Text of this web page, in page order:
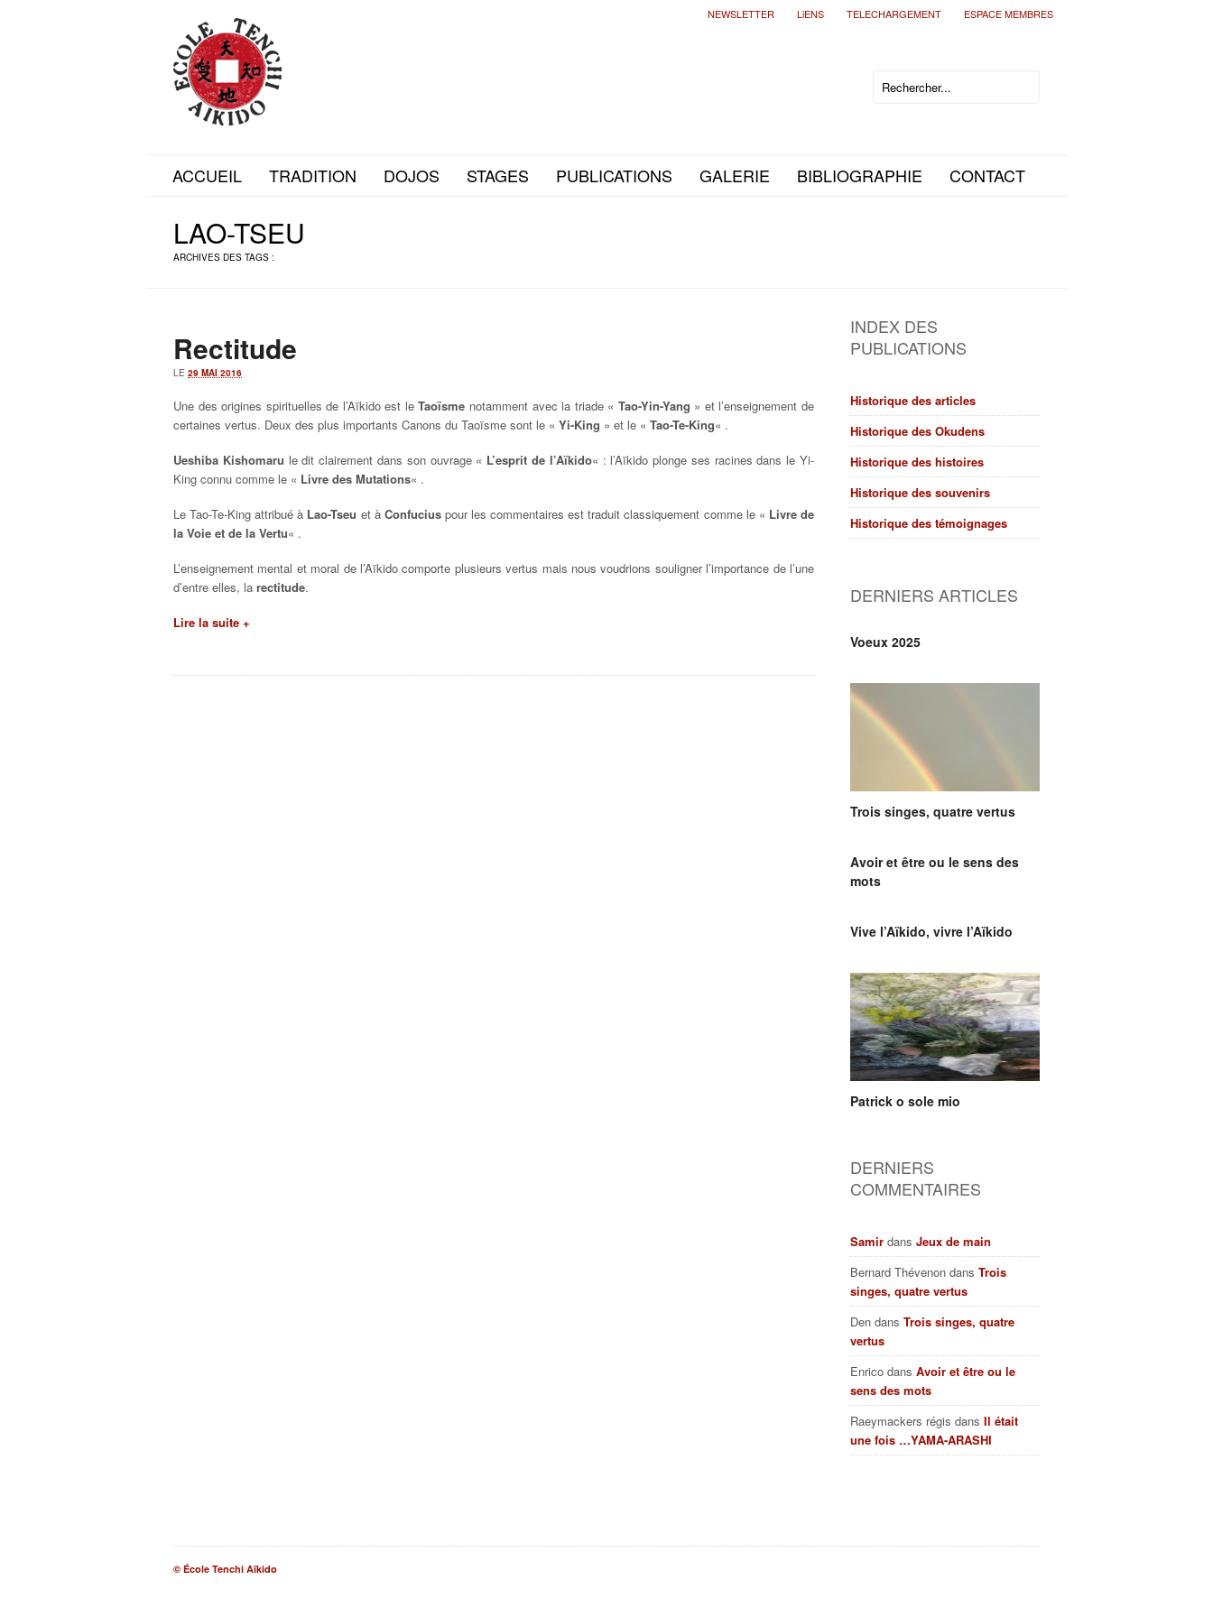
NEWSLETTER LiENS TELECHARGEMENT ESPACE MEMBRES
ACCUEIL TRADITION DOJOS STAGES PUBLICATIONS GALERIE BIBLIOGRAPHIE CONTACT
ARCHIVES DES TAGS :
LAO-TSEU
Rectitude
LE 29 MAI 2016
Une des origines spirituelles de l’Aïkido est leTaoïsme notamment avec la triade « Tao-Yin-Yang » et l’enseignement de
certaines vertus. Deux des plus importants Canons du Taoïsme sont le « Yi-King » et le « Tao-Te-King« .
Ueshiba Kishomaru le dit clairement dans son ouvrage « L’esprit de l’Aïkido« : l’Aïkido plonge ses racines dans le Yi-
King connu comme le « Livre des Mutations« .
Le Tao-Te-King attribué à Lao-Tseu et à Confuciuspour les commentaires est traduit classiquement comme le « Livre de
la Voie et de la Vertu« .
L’enseignement mental et moral de l’Aïkido comporte plusieurs vertus mais nous voudrions souligner l’importance de l’une
d’entre elles, la rectitude.
Lire la suite +
INDEX DES
PUBLICATIONS
Historique des articles
Historique des Okudens
Historique des histoires
Historique des souvenirs
Historique des témoignages
DERNIERS ARTICLES
Voeux 2025
Trois singes, quatre vertus
Avoir et être ou le sens des
mots
Vive l’Aïkido, vivre l’Aïkido
Patrick o sole mio
DERNIERS
COMMENTAIRES
Samir dans Jeux de main
Bernard Thévenon dans Trois
singes, quatre vertus
Den dans Trois singes, quatre
vertus
Enrico dans Avoir et être ou le
sens des mots
Raeymackers régis dans Il était
une fois …YAMA-ARASHI
© École Tenchi Aïkido